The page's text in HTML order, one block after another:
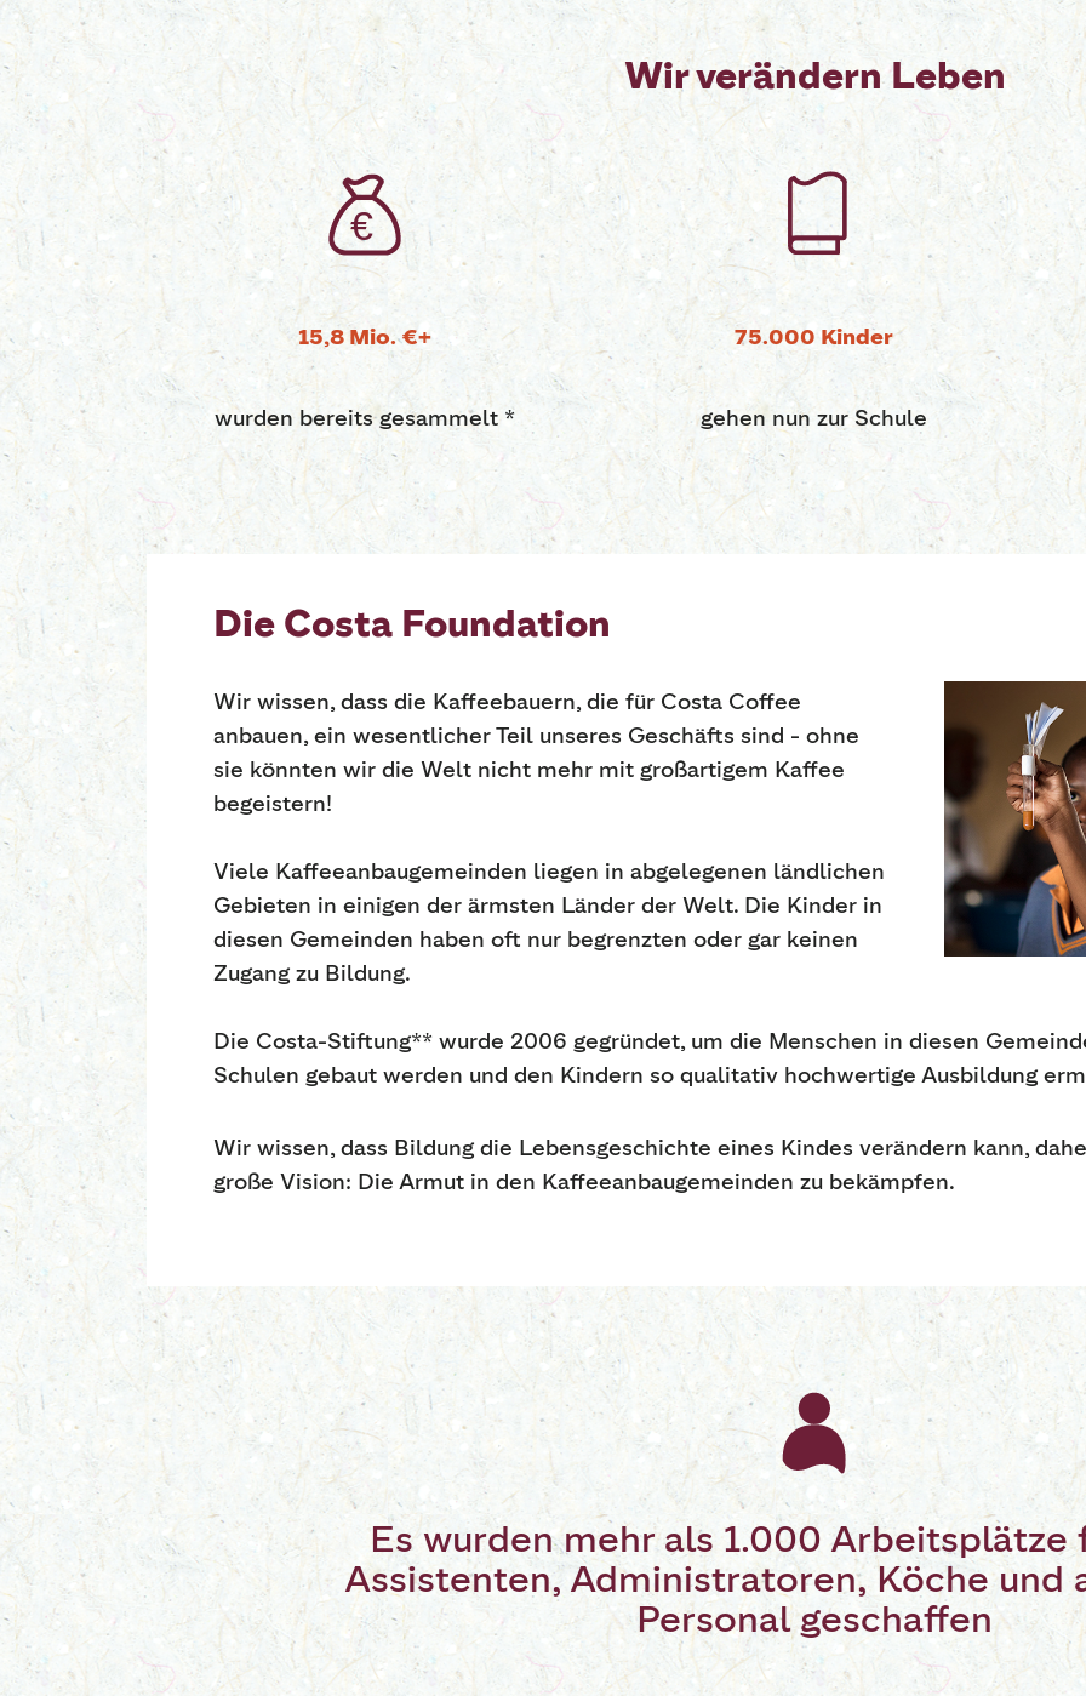
Wir verändern Leben
15,8 Mio. €+
wurden bereits gesammelt *
75.000 Kinder
gehen nun zur Schule
Die Costa Foundation
Wir wissen, dass die Kaffeebauern, die für Costa Coffee
anbauen, ein wesentlicher Teil unseres Geschäfts sind - ohne
sie könnten wir die Welt nicht mehr mit großartigem Kaffee
begeistern!
Viele Kaffeeanbaugemeinden liegen in abgelegenen ländlichen
Gebieten in einigen der ärmsten Länder der Welt. Die Kinder in
diesen Gemeinden haben oft nur begrenzten oder gar keinen
Zugang zu Bildung.
Die Costa-Stiftung** wurde 2006 gegründet, um die Menschen in diesen
Schulen gebaut werden und den Kindern so qualitativ hochwertige Ausbildung
Wir wissen, dass Bildung die Lebensgeschichte eines Kindes verändern kann,
große Vision: Die Armut in den Kaffeeanbaugemeinden zu bekämpfen.
Es wurden mehr als 1.000 Arbeitsplätze
Assistenten, Administratoren, Köche und
Personal geschaffen